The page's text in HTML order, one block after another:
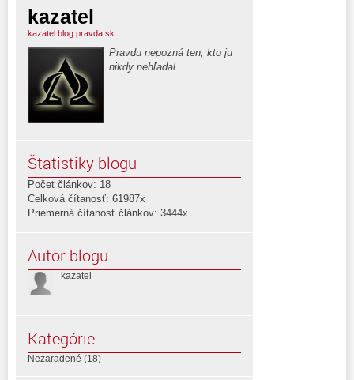
kazatel
kazatel.blog.pravda.sk
Pravdu nepozná ten, kto ju
nikdy nehľadal
Štatistiky blogu
Počet článkov: 18
Celková čítanosť: 61987x
Priemerná čítanosť článkov: 3444x
Autor blogu
kazatel
Kategórie
Nezaradené (18)